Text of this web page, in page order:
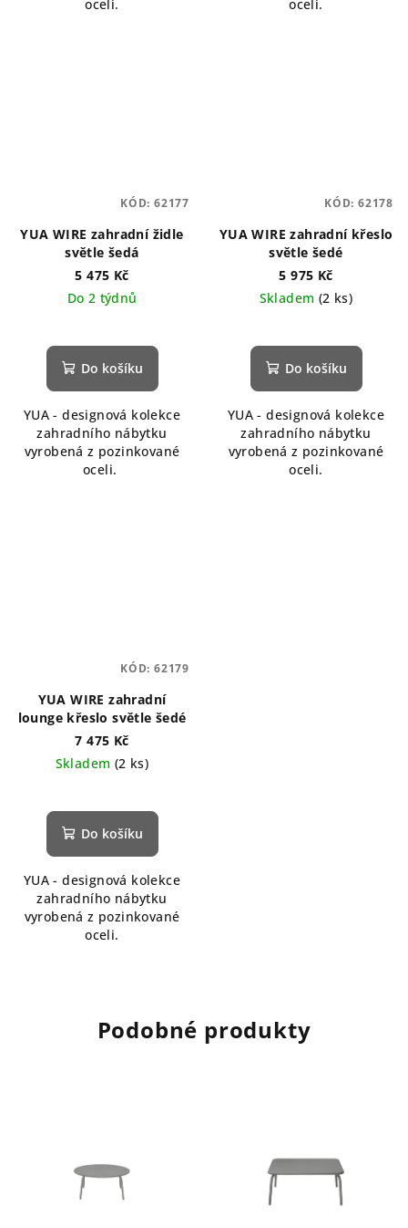
oceli. oceli.
YUA WIRE zahradní židle
světle šedá
5 475 Kč
Do 2 týdnů
Do košíku
YUA - designová kolekce
zahradního nábytku
vyrobená z pozinkované
oceli.
KÓD: 62177
YUA WIRE zahradní křeslo
světle šedé
5 975 Kč
Skladem (2 ks)
Do košíku
YUA - designová kolekce
zahradního nábytku
vyrobená z pozinkované
oceli.
KÓD: 62178
YUA WIRE zahradní
lounge křeslo světle šedé
7 475 Kč
Skladem (2 ks)
Do košíku
YUA - designová kolekce
zahradního nábytku
vyrobená z pozinkované
oceli.
KÓD: 62179
Podobné produkty